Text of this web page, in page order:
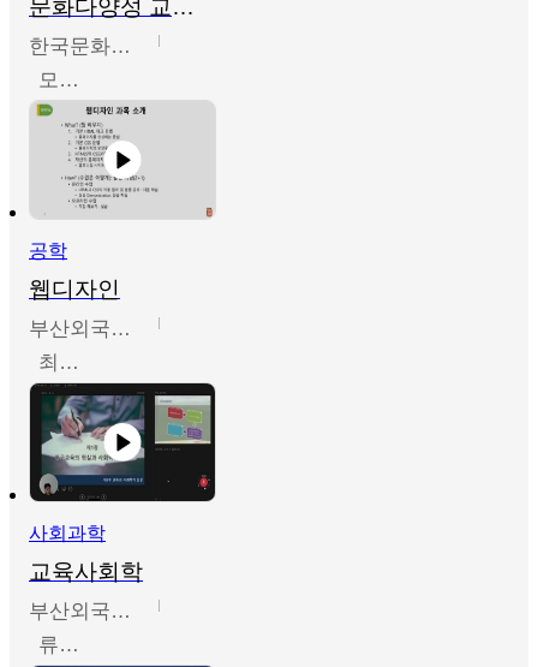
문화다양성 교육의 이해
한국문화예술교육진흥원
모경환,성상환,정문성
공학
웹디자인
부산외국어대학교
최진오
사회과학
교육사회학
부산외국어대학교
류영철